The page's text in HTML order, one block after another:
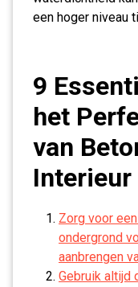
een hoger niveau
9
het
van
Interieur
Zorg voor
ondergrond
aanbrengen
Gebruik altijd